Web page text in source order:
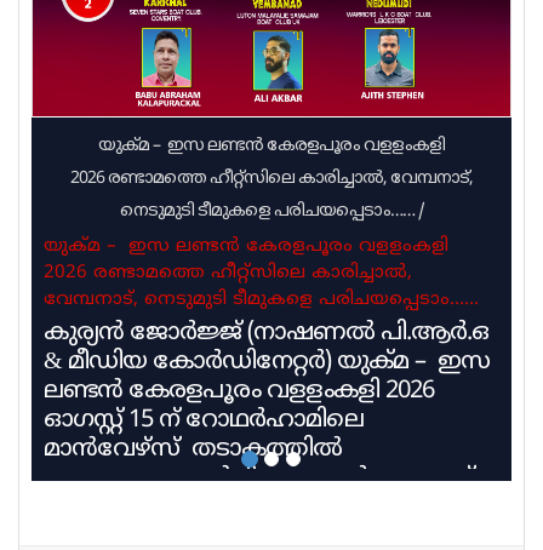
യുക്മ – ഇസ ലണ്ടൻ കേരളപൂരം വളളംകളി
2026 രണ്ടാമത്തെ ഹീറ്റ്സിലെ കാരിച്ചാൽ, വേമ്പനാട്,
നെടുമുടി ടീമുകളെ പരിചയപ്പെടാം……/
യുക്മ – ഇസ ലണ്ടൻ കേരളപൂരം വളളംകളി
2026 രണ്ടാമത്തെ ഹീറ്റ്സിലെ കാരിച്ചാൽ,
വേമ്പനാട്, നെടുമുടി ടീമുകളെ പരിചയപ്പെടാം……
കുര്യൻ ജോർജ്ജ് (നാഷണൽ പി.ആർ.ഒ
& മീഡിയ കോർഡിനേറ്റർ) യുക്മ – ഇസ
ലണ്ടൻ കേരളപൂരം വളളംകളി 2026
ഓഗസ്റ്റ് 15 ന് റോഥർഹാമിലെ
മാൻവേഴ്സ് തടാകത്തിൽ
അരങ്ങേറുവാൻ ദിവസങ്ങൾ അടുത്ത്